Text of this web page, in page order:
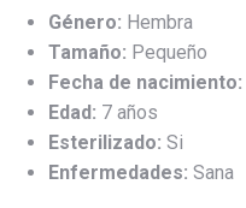
Género: Hembra
Tamaño: Pequeño
Fecha de nacimiento:
Edad: 7 años
Esterilizado: Si
Enfermedades: Sana